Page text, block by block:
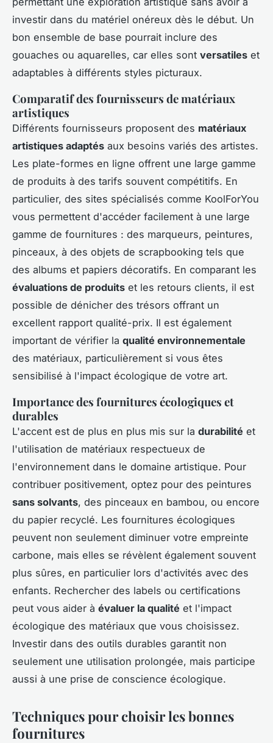
investir dans du matériel onéreux dès le début. Un
bon ensemble de base pourrait inclure des
gouaches ou aquarelles, car elles sont versatiles et
adaptables à différents styles picturaux.
Comparatif des fournisseurs de matériaux
artistiques
Différents fournisseurs proposent des matériaux
artistiques adaptés aux besoins variés des artistes.
Les plate-formes en ligne offrent une large gamme
de produits à des tarifs souvent compétitifs. En
particulier, des sites spécialisés comme KoolForYou
vous permettent d'accéder facilement à une large
gamme de fournitures : des marqueurs, peintures,
pinceaux, à des objets de scrapbooking tels que
des albums et papiers décoratifs. En comparant les
évaluations de produits et les retours clients, il est
possible de dénicher des trésors offrant un
excellent rapport qualité-prix. Il est également
important de vérifier la qualité environnementale
des matériaux, particulièrement si vous êtes
sensibilisé à l'impact écologique de votre art.
Importance des fournitures écologiques et
durables
L'accent est de plus en plus mis sur la durabilité et
l'utilisation de matériaux respectueux de
l'environnement dans le domaine artistique. Pour
contribuer positivement, optez pour des peintures
sans solvants, des pinceaux en bambou, ou encore
du papier recyclé. Les fournitures écologiques
peuvent non seulement diminuer votre empreinte
carbone, mais elles se révèlent également souvent
plus sûres, en particulier lors d'activités avec des
enfants. Rechercher des labels ou certifications
peut vous aider à évaluer la qualité et l'impact
écologique des matériaux que vous choisissez.
Investir dans des outils durables garantit non
seulement une utilisation prolongée, mais participe
aussi à une prise de conscience écologique.
Techniques pour choisir les bonnes
fournitures